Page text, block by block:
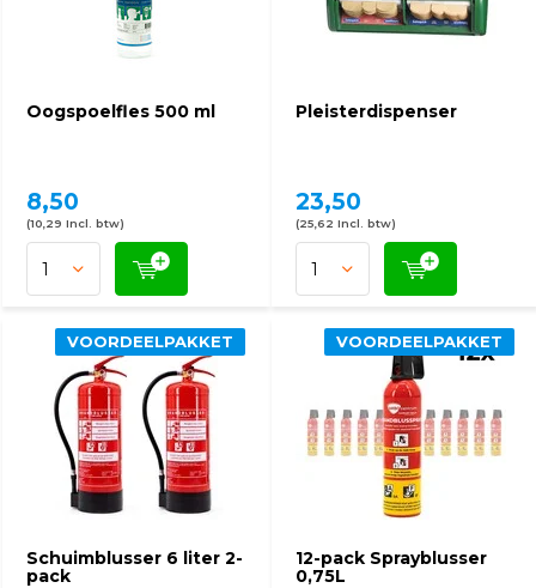
Oogspoelfles 500 ml
8,50
(10,29 Incl. btw)
Pleisterdispenser
23,50
(25,62 Incl. btw)
Schuimblusser 6 liter 2-
pack
VOORDEELPAKKET
12-pack Sprayblusser
0,75L
VOORDEELPAKKET